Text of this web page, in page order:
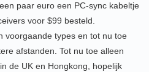
paar euro een PC-sync kabeltje
voor $99 besteld.
voorgaande types en tot nu toe
afstanden. Tot nu toe alleen
de UK en Hongkong, hopelijk